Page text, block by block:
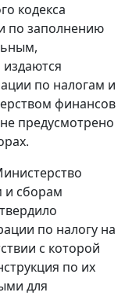
кодекса
по заполнению
по налогам и
финансов
предусмотрено
и сборам
по налогу на
с которой
по их
для